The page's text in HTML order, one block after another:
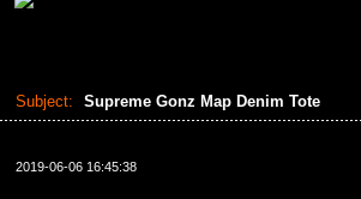
Subject: Supreme Gonz Map Denim Tote
2019-06-06 16:45:38